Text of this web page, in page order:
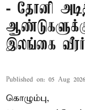
- தோனி
இலங்கை வீரர்
Published on: 05 Aug
கொழும்பு,